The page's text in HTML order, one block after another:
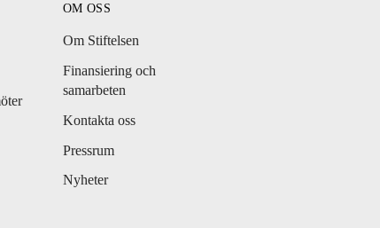
OM OSS
Om Stiftelsen
Finansiering och
samarbeten
Kontakta oss
Pressrum
Nyheter